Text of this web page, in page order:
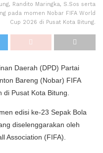
Randito Maringka, S.Sos serta
pada momen Nobar FIFA World
Cup 2026 di Pusat Kota Bitung.
Daerah (DPD) Partai
Bareng (Nobar) FIFA
Pusat Kota Bitung.
edisi ke-23 Sepak Bola
diselenggarakan oleh
Association (FIFA).